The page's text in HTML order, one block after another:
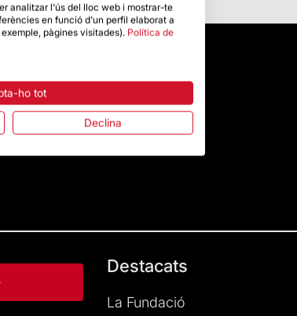
Destacats
La Fundació
analitzar l'ús del lloc web i mostrar-te
en funció d'un perfil elaborat a
pàgines visitades). Política de
ho tot
Declina